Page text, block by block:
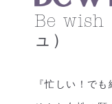
Be wish
ュ）
『忙しい！で